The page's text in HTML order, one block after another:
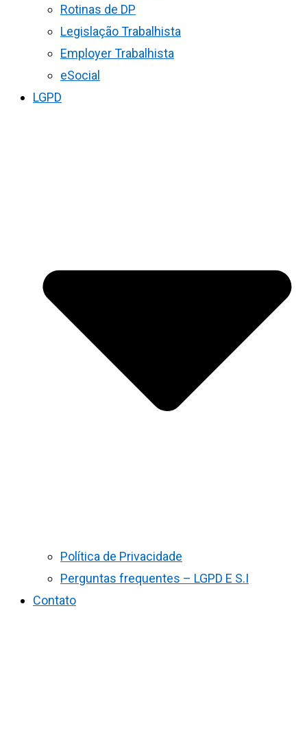
Rotinas de DP
Legislação Trabalhista
Employer Trabalhista
eSocial
LGPD
Política de Privacidade
Perguntas frequentes – LGPD E S.I
Contato